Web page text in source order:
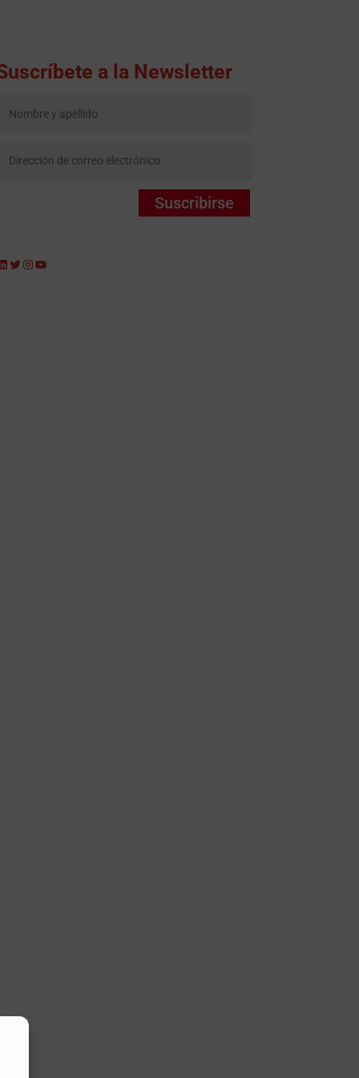
a la Newsletter
Suscribirse
Twitter
Instagram
YouTube